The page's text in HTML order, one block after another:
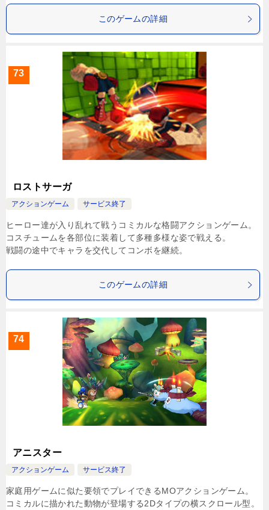
このゲームの詳細
73
ロストサーガ
アクションゲーム サービス終了
ヒーロー達が入り乱れて戦うコミカルな格闘アクションゲーム。
コスチュームを各部位に装着して多種多様な姿で戦える。
戦闘の途中でキャラを交代してコンボを継続。
このゲームの詳細
74
アニスター
アクションゲーム サービス終了
家庭用ゲームに似た要領でプレイできるMOアクションゲーム。
コミカルに描かれた動物が登場する2Dタイプの横スクロール型。